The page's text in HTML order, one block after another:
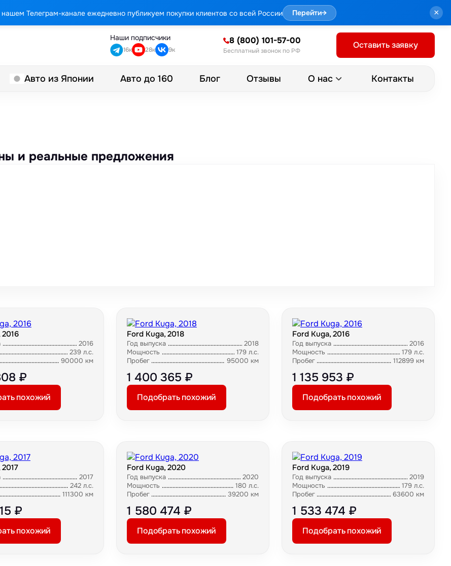
нашем Телеграм-канале ежедневно публикуем покупки клиентов со всей России Перейти→ ×
Наши подписчики
16к 28к 9к
8 (800) 101-57-00
Бесплатный звонок по РФ
Оставить заявку
Авто из Японии Авто до 160 Блог Отзывы О нас Контакты
и реальные предложения
2016
239 л.с.
90000 км
₽
похожий
Ford Kuga, 2018
Год выпуска
2018
Мощность
179 л.с.
Пробег
95000 км
1 400 365 ₽
Подобрать похожий
Ford Kuga, 2016
Год выпуска
2016
Мощность
179 л.с.
Пробег
112899 км
1 135 953 ₽
Подобрать похожий
2017
242 л.с.
111300 км
₽
похожий
Ford Kuga, 2020
Год выпуска
2020
Мощность
180 л.с.
Пробег
39200 км
1 580 474 ₽
Подобрать похожий
Ford Kuga, 2019
Год выпуска
2019
Мощность
179 л.с.
Пробег
63600 км
1 533 474 ₽
Подобрать похожий